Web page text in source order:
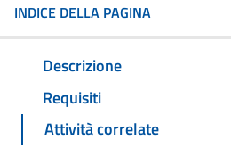
INDICE DELLA PAGINA
Descrizione
Requisiti
Attività correlate